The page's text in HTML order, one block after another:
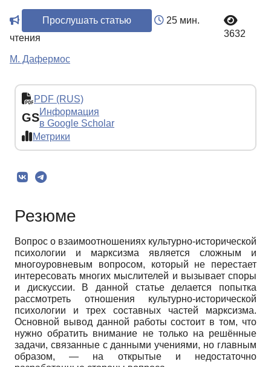
Прослушать статью
25 мин.
чтения
3632
М. Дафермос
PDF (RUS)
GSИнформация
в Google Scholar
Метрики
Резюме
Вопрос о взаимоотношениях культурно-исторической
психологии и марксизма является сложным и
многоуровневым вопросом, который не перестает
интересовать многих мыслителей и вызывает споры
и дискуссии. В данной статье делается попытка
рассмотреть отношения культурно-исторической
психологии и трех составных частей марксизма.
Основной вывод данной работы состоит в том, что
нужно обратить внимание не только на решённые
задачи, связанные с данными учениями, но главным
образом, — на открытые и недостаточно